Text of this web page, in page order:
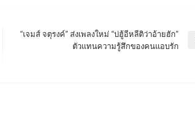
“เจมส์ จตุรงค์” ส่งเพลงใหม่ “บ่ฮู้อีหลีติว่าอ้ายฮัก”
ตัวแทนความรู้สึกของคนแอบรัก